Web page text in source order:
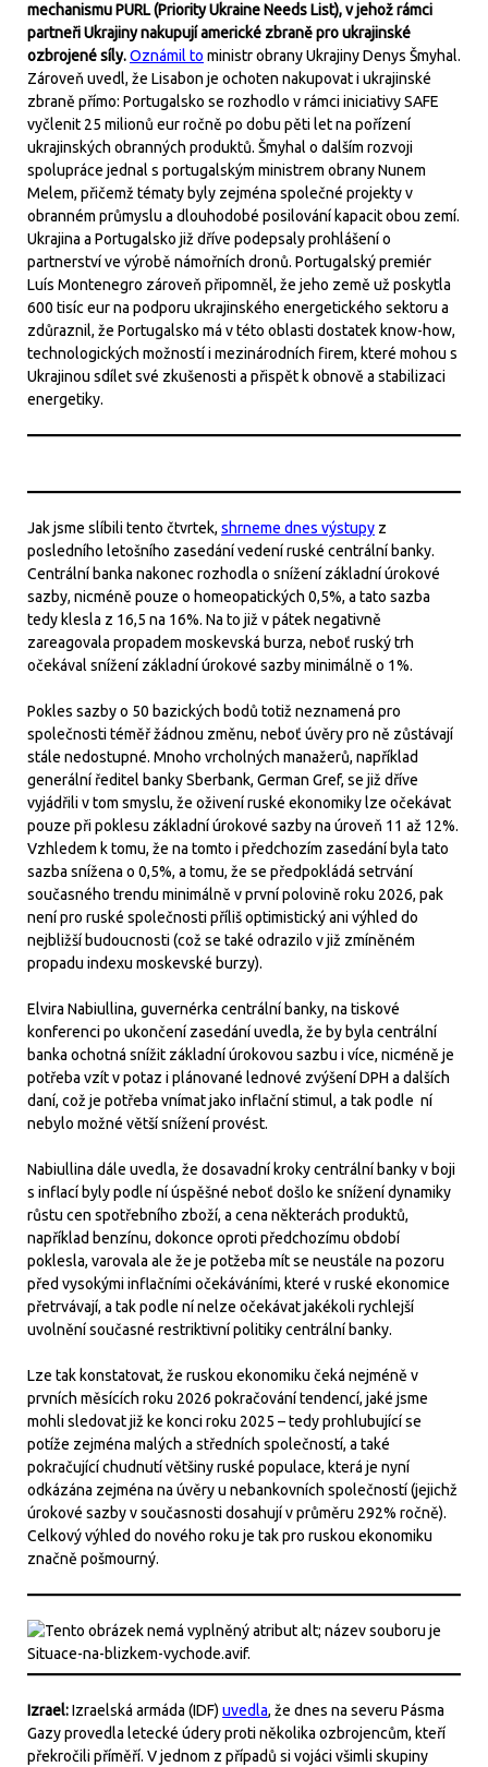
mechanismu PURL (Priority Ukraine Needs List), v jehož rámci
partneři Ukrajiny nakupují americké zbraně pro ukrajinské
ozbrojené síly.Oznámil to ministr obrany Ukrajiny Denys Šmyhal.
Zároveň uvedl, že Lisabon je ochoten nakupovat i ukrajinské
zbraně přímo: Portugalsko se rozhodlo v rámci iniciativy SAFE
vyčlenit 25 milionů eur ročně po dobu pěti let na pořízení
ukrajinských obranných produktů. Šmyhal o dalším rozvoji
spolupráce jednal s portugalským ministrem obrany Nunem
Melem, přičemž tématy byly zejména společné projekty v
obranném průmyslu a dlouhodobé posilování kapacit obou zemí.
Ukrajina a Portugalsko již dříve podepsaly prohlášení o
partnerství ve výrobě námořních dronů. Portugalský premiér
Luís Montenegro zároveň připomněl, že jeho země už poskytla
600 tisíc eur na podporu ukrajinského energetického sektoru a
zdůraznil, že Portugalsko má v této oblasti dostatek know-how,
technologických možností i mezinárodních firem, které mohou s
Ukrajinou sdílet své zkušenosti a přispět k obnově a stabilizaci
energetiky.
Jak jsme slíbili tento čtvrtek, shrneme dnes výstupy z
posledního letošního zasedání vedení ruské centrální banky.
Centrální banka nakonec rozhodla o snížení základní úrokové
sazby, nicméně pouze o homeopatických 0,5%, a tato sazba
tedy klesla z 16,5 na 16%. Na to již v pátek negativně
zareagovala propadem moskevská burza, neboť ruský trh
očekával snížení základní úrokové sazby minimálně o 1%.
Pokles sazby o 50 bazických bodů totiž neznamená pro
společnosti téměř žádnou změnu, neboť úvěry pro ně zůstávají
stále nedostupné. Mnoho vrcholných manažerů, například
generální ředitel banky Sberbank, German Gref, se již dříve
vyjádřili v tom smyslu, že oživení ruské ekonomiky lze očekávat
pouze při poklesu základní úrokové sazby na úroveň 11 až 12%.
Vzhledem k tomu, že na tomto i předchozím zasedání byla tato
sazba snížena o 0,5%, a tomu, že se předpokládá setrvání
současného trendu minimálně v první polovině roku 2026, pak
není pro ruské společnosti příliš optimistický ani výhled do
nejbližší budoucnosti (což se také odrazilo v již zmíněném
propadu indexu moskevské burzy).
Elvira Nabiullina, guvernérka centrální banky, na tiskové
konferenci po ukončení zasedání uvedla, že by byla centrální
banka ochotná snížit základní úrokovou sazbu i více, nicméně je
potřeba vzít v potaz i plánované lednové zvýšení DPH a dalších
daní, což je potřeba vnímat jako inflační stimul, a tak podle ní
nebylo možné větší snížení provést.
Nabiullina dále uvedla, že dosavadní kroky centrální banky v boji
s inflací byly podle ní úspěšné neboť došlo ke snížení dynamiky
růstu cen spotřebního zboží, a cena některách produktů,
například benzínu, dokonce oproti předchozímu období
poklesla, varovala ale že je potžeba mít se neustále na pozoru
před vysokými inflačními očekáváními, které v ruské ekonomice
přetrvávají, a tak podle ní nelze očekávat jakékoli rychlejší
uvolnění současné restriktivní politiky centrální banky.
Lze tak konstatovat, že ruskou ekonomiku čeká nejméně v
prvních měsících roku 2026 pokračování tendencí, jaké jsme
mohli sledovat již ke konci roku 2025 – tedy prohlubující se
potíže zejména malých a středních společností, a také
pokračující chudnutí většiny ruské populace, která je nyní
odkázána zejména na úvěry u nebankovních společností (jejichž
úrokové sazby v současnosti dosahují v průměru 292% ročně).
Celkový výhled do nového roku je tak pro ruskou ekonomiku
značně pošmourný.
Izrael:Izraelská armáda (IDF) uvedla, že dnes na severu Pásma
Gazy provedla letecké údery proti několika ozbrojencům, kteří
překročili příměří. V jednom z případů si vojáci všimli skupiny